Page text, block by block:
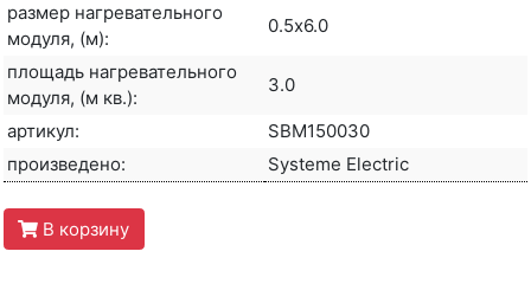
размер нагревательного
модуля, (м):
0.5х6.0
площадь нагревательного
модуля, (м кв.):
3.0
артикул:
SBM150030
произведено:
Systeme Electric
В корзину